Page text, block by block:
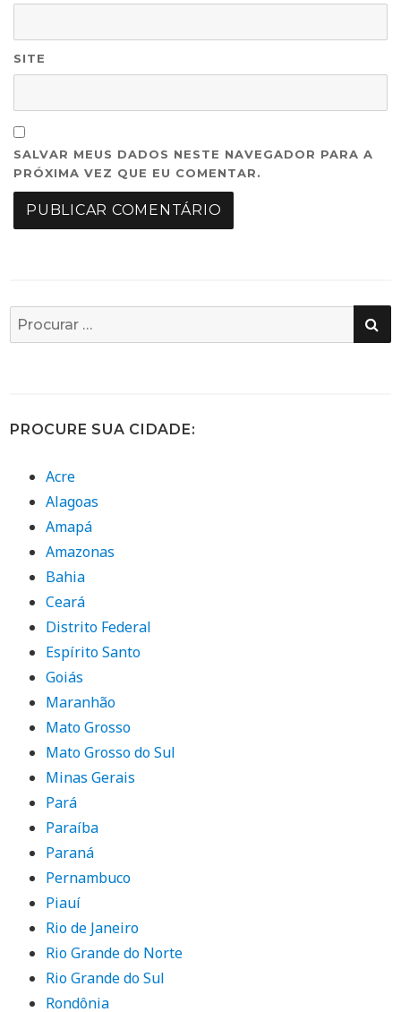
SITE
SALVAR MEUS DADOS NESTE NAVEGADOR PARA A
PRÓXIMA VEZ QUE EU COMENTAR.
Busca
por:
PROCURE SUA CIDADE:
Acre
Alagoas
Amapá
Amazonas
Bahia
Ceará
Distrito Federal
Espírito Santo
Goiás
Maranhão
Mato Grosso
Mato Grosso do Sul
Minas Gerais
Pará
Paraíba
Paraná
Pernambuco
Piauí
Rio de Janeiro
Rio Grande do Norte
Rio Grande do Sul
Rondônia